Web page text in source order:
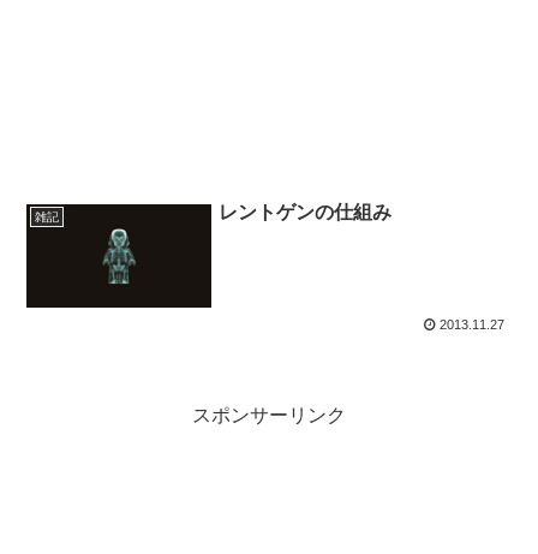
雑記 レントゲンの仕組み
2013.11.27
スポンサーリンク